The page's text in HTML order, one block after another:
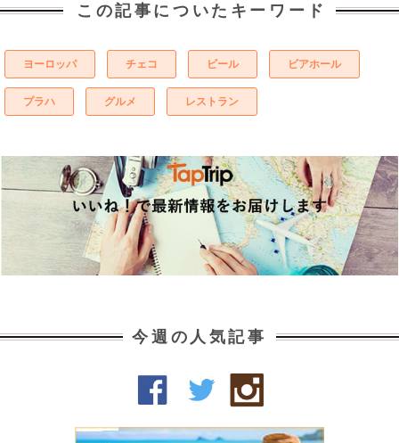
この記事についたキーワード
ヨーロッパ チェコ ビール ビアホール
プラハ グルメ レストラン
今週の人気記事